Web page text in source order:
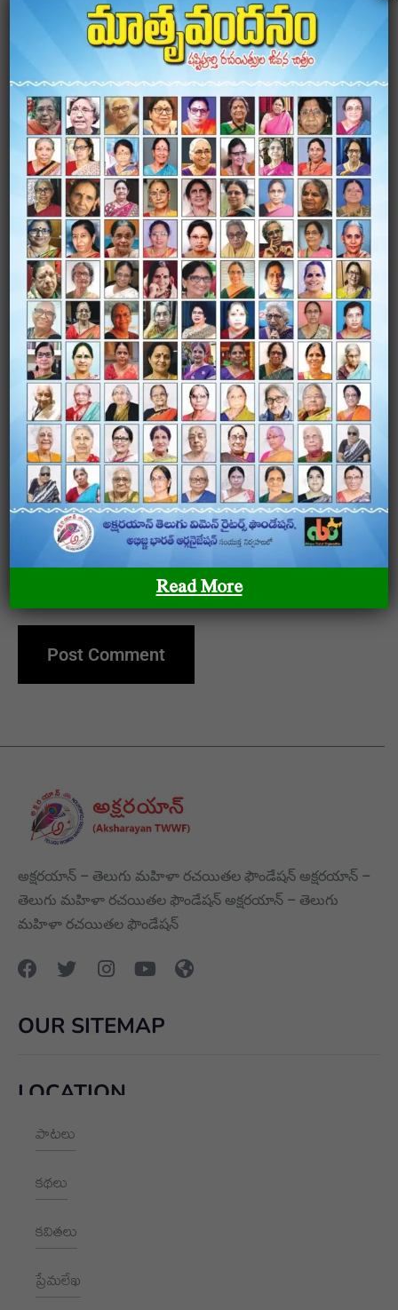
Your email address will not be published.Required
fields are marked*
Comment*
Name *
Email*
Website
Save my name, email, and website in this browser
for the next time I comment.
అక్షరయాన్ – తెలుగు మహిళా రచయితల ఫౌండేషన్ అక్షరయాన్ –
తెలుగు మహిళా రచయితల ఫౌండేషన్ అక్షరయాన్ – తెలుగు
మహిళా రచయితల ఫౌండేషన్
OUR SITEMAP
పాటలు
కథలు
కవితలు
ప్రేమలేఖ
LOCATION
+91 9989928562
hello@aksharayan.com
1002, Royal Pavilion, A Block,
Read More